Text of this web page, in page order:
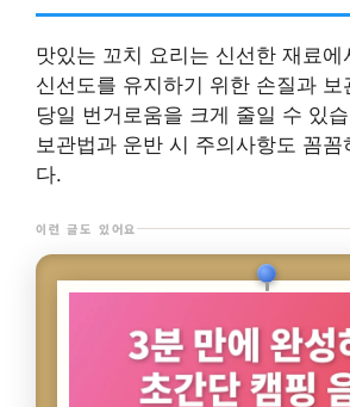
맛있는 꼬치 요리는 신선한 재료에
신선도를 유지하기 위한 손질과 보
당일 번거로움을 크게 줄일 수 있
보관법과 운반 시 주의사항도 꼼꼼
다.
이런 글도 있어요